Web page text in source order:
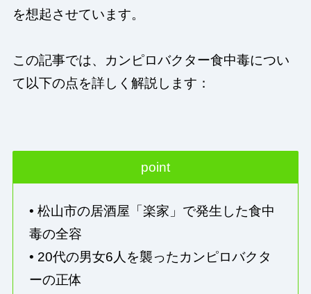
を想起させています。
この記事では、カンピロバクター食中毒につい
て以下の点を詳しく解説します：
point
• 松山市の居酒屋「楽家」で発生した食中
毒の全容
• 20代の男女6人を襲ったカンピロバクタ
ーの正体